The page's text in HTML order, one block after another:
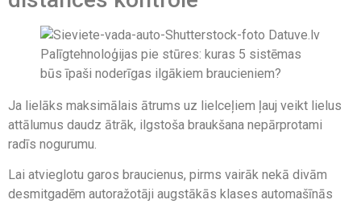
Ja lielāks maksimālais ātrums uz lielceļiem ļauj veikt lielus
attālumus daudz ātrāk, ilgstoša braukšana nepārprotami
radīs nogurumu.
Lai atvieglotu garos braucienus, pirms vairāk nekā divām
desmitgadēm autoražotāji augstākās klases automašīnās